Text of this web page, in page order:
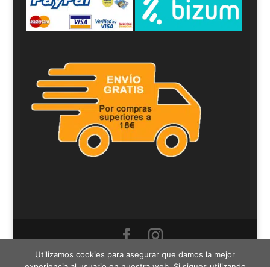
Canes Job SL - Cif: B19292549 - C/Montevideo Nº5
Utilizamos cookies para asegurar que damos la mejor